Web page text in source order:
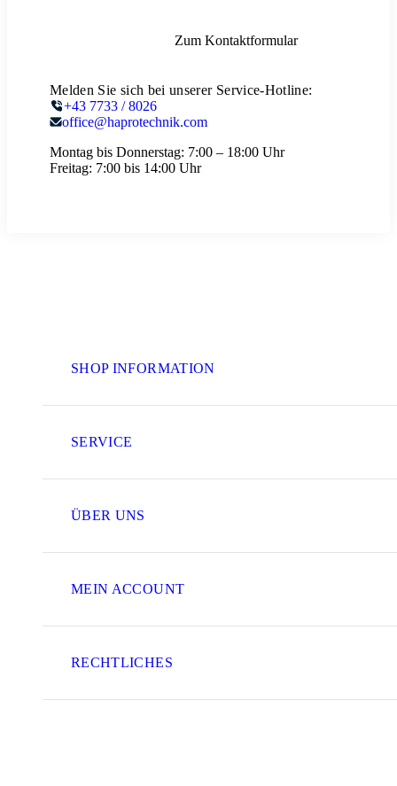
Zum Kontaktformular
Melden Sie sich bei unserer Service-Hotline:
+43 7733 / 8026
office@haprotechnik.com
Montag bis Donnerstag: 7:00 – 18:00 Uhr
Freitag: 7:00 bis 14:00 Uhr
SHOP INFORMATION
SERVICE
ÜBER UNS
MEIN ACCOUNT
RECHTLICHES